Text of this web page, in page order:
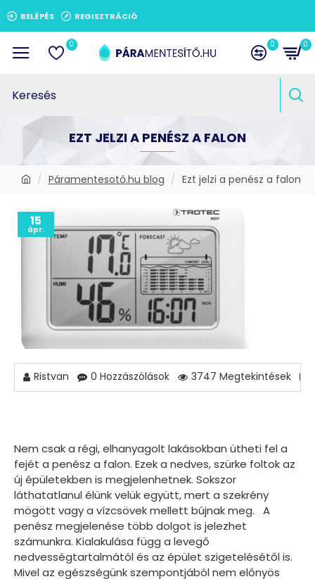
BELÉPÉS REGISZTRÁCIÓ
0 0 0
Páramentesotő.hu blog Ezt jelzi a penész a falon
EZT JELZI A PENÉSZ A FALON
15
ápr.
Ristvan 0 Hozzászólások 3747 Megtekintések
Nem csak a régi, elhanyagolt lakásokban ütheti fel a
fejét a penész a falon. Ezek a nedves, szürke foltok az
új épületekben is megjelenhetnek. Sokszor
láthatatlanul élünk velük együtt, mert a szekrény
mögött vagy a vízcsövek mellett bújnak meg. A
penész megjelenése több dolgot is jelezhet
számunkra. Kialakulása függ a levegő
nedvességtartalmától és az épület szigetelésétől is.
Mivel az egészségünk szempontjából nem előnyös